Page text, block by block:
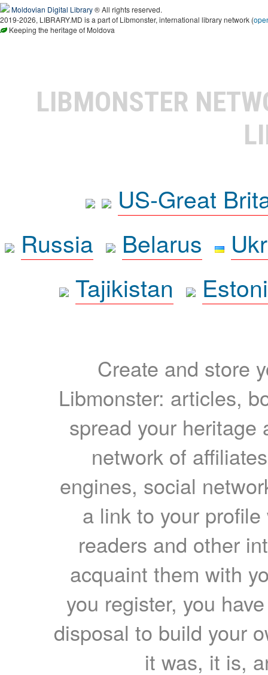
Moldovian Digital Library® All rights reserved.
2019-2026, LIBRARY.MD is a part of Libmonster, international library network (
Keeping the heritage of Moldova
LIBMONSTER
US-Great
Russia
Belarus
Tajikistan
Create and store
Libmonster: articles,
spread your heritage
network of
engines, social
a link to your
readers and other
acquaint them with
you register, you
disposal to build your
it was, it is,